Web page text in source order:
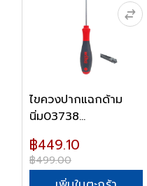
ไขควงปากแฉกด้าม
นิ่ม03738
฿449.10
฿499.00